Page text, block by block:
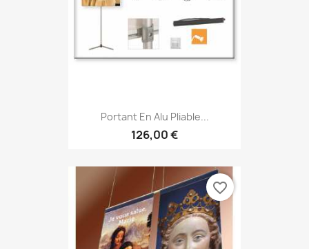
Portant En Alu Pliable...
126,00 €
favorite_border